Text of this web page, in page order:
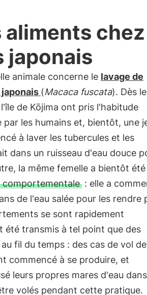
aliments chez
japonais
animale concerne le lavage de
(Macaca fuscata). Dès
de Kōjima ont pris l'habitude
les humains et, bientôt, une
à laver les tubercules et les
dans un ruisseau d'eau douce
la même femelle a bientôt été
: elle a
de l'eau salée pour les rendre
se sont rapidement
été transmis à tel point que des
fil du temps : des cas de vol de
commencé à se produire, et
leurs propres mares d'eau
volés pendant cette pratique.